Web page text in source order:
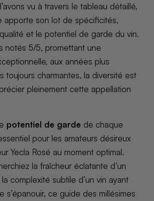
vu à travers le tableau détaillé,
apporte son lot de spécificités,
et le potentiel de garde du vin.
notés 5/5, promettant une
aux années plus
toujours charmantes, la diversité est
pleinement cette appellation
potentiel de garde de chaque
pour les amateurs désireux
Yecla Rosé au moment optimal.
la fraîcheur éclatante d’un
complexité subtile d’un vin ayant
s’épanouir, ce guide des millésimes